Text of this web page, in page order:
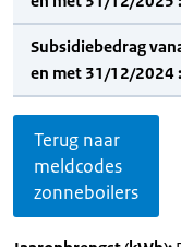
Subsidiebedrag
en met 31/12/2024 :
Terug naar
meldcodes
zonneboilers